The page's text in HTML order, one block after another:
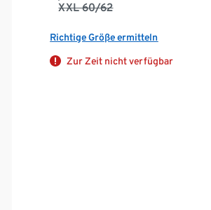
XXL 60/62
Richtige Größe ermitteln
Zur Zeit nicht verfügbar